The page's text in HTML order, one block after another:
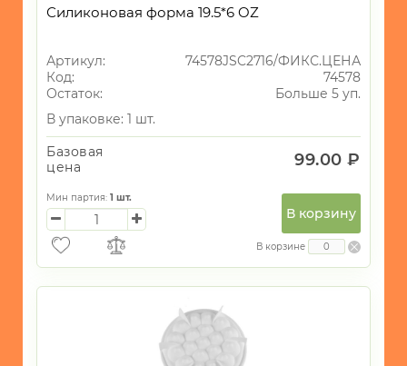
Силиконовая форма 19.5*6 OZ
Артикул:
74578JSC2716/ФИКС.ЦЕНА
Код:
74578
Остаток:
Больше 5 уп.
В упаковке: 1 шт.
Базовая
цена
99.00 ₽
Мин партия: 1 шт.
В корзину
В корзине